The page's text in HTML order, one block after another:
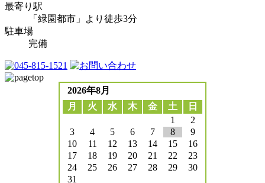
最寄り駅
「緑園都市」より徒歩3分
駐車場
完備
2026年8月
月
火 水 木 金 土
日
1
2
3
4 5 6 7 8
9
10
11 12 13 14 15
16
17
18 19 20 21 22
23
24
25 26 27 28 29
30
31